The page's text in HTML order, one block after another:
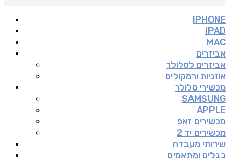
IPHONE
IPAD
MAC
אביזרים
אביזרים לסלולר
אוזניות ורמקולים
מכשירי סלולר
SAMSUNG
APPLE
מכשירים זאפ
מכשירים יד 2
שירותי מעבדה
כבלים ומתאמים